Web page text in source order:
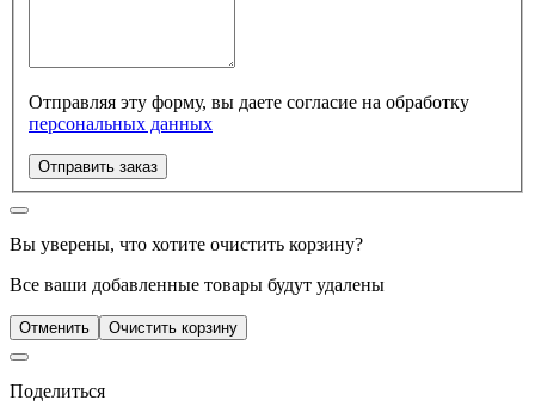
Отправляя эту форму, вы даете согласие на обработку
персональных данных
Отправить заказ
Вы уверены, что хотите очистить корзину?
Все ваши добавленные товары будут удалены
Отменить Очистить корзину
Поделиться